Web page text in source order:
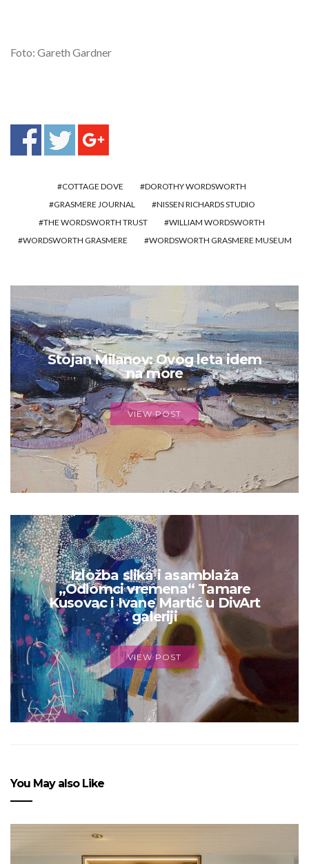
Foto: Gareth Gardner
COTTAGE DOVE
DOROTHY WORDSWORTH
GRASMERE JOURNAL
NISSEN RICHARDS STUDIO
THE WORDSWORTH TRUST
WILLIAM WORDSWORTH
WORDSWORTH GRASMERE
WORDSWORTH GRASMERE MUSEUM
Stojan Milanov: Ovog leta idem
na more
VIEW POST
Izložba slika i asamblaža
„Odlomci vremena“ Tamare
Kusovac i Ivane Martić u DivArt
galeriji
VIEW POST
You May also Like